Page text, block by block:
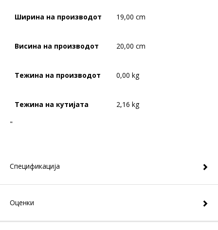
Ширина на производот 19,00 cm
Висина на производот 20,00 cm
Тежина на производот 0,00 kg
Тежина на кутијата 2,16 kg
"
Спецификација
Оценки